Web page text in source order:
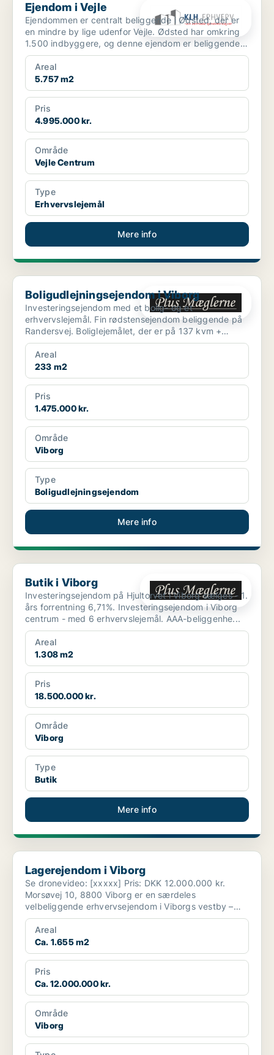
Ejendom i Vejle
Ejendommen er centralt beliggende i Ødsted, der er
en mindre by lige udenfor Vejle. Ødsted har omkring
1.500 indbyggere, og denne ejendom er beliggende
midt ...
Areal
5.757 m2
Pris
4.995.000 kr.
Område
Vejle Centrum
Type
Erhvervslejemål
Mere info
Boligudlejningsejendom i Viborg
Boligudlejningsejendom i Viborg
Investeringsejendom med et bolig- og et
erhvervslejemål. Fin rødstensejendom beliggende på
Randersvej. Boliglejemålet, der er på 137 kvm +
kælder, ind...
Areal
233 m2
Pris
1.475.000 kr.
Område
Viborg
Type
Boligudlejningsejendom
Mere info
Butik i Viborg
Butik i Viborg
Investeringsejendom på Hjultorvet i Viborg sælges - 1.
års forrentning 6,71%. Investeringsejendom i Viborg
centrum - med 6 erhvervslejemål. AAA-beliggenhe...
Areal
1.308 m2
Pris
18.500.000 kr.
Område
Viborg
Type
Butik
Mere info
Lagerejendom i Viborg
Lagerejendom i Viborg
Se dronevideo: [xxxxx] Pris: DKK 12.000.000 kr.
Morsøvej 10, 8800 Viborg er en særdeles
velbeliggende erhvervsejendom i Viborgs vestby –
strategisk pla...
Areal
Ca. 1.655 m2
Pris
Ca. 12.000.000 kr.
Område
Viborg